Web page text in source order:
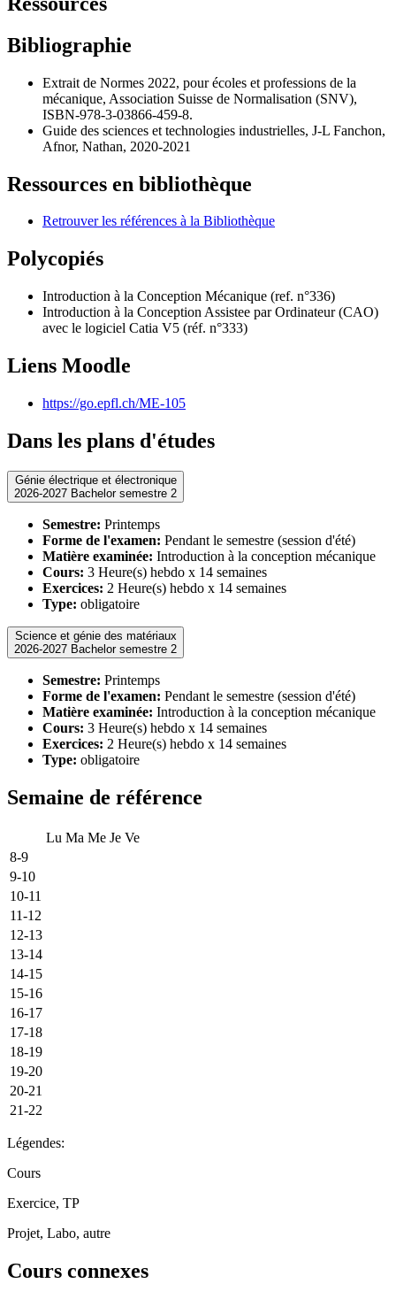
Bibliographie
Extrait de Normes 2022, pour écoles et professions de la
mécanique, Association Suisse de Normalisation (SNV),
ISBN-978-3-03866-459-8.
Guide des sciences et technologies industrielles, J-L Fanchon,
Afnor, Nathan, 2020-2021
Ressources en bibliothèque
Retrouver les références à la Bibliothèque
Polycopiés
Introduction à la Conception Mécanique (ref. n°336)
Introduction à la Conception Assistee par Ordinateur (CAO)
avec le logiciel Catia V5 (réf. n°333)
Liens Moodle
https://go.epfl.ch/ME-105
Dans les plans d'études
Génie électrique et électronique
2026-2027 Bachelor semestre 2
Semestre: Printemps
Forme de l'examen: Pendant le semestre (session d'été)
Matière examinée: Introduction à la conception mécanique
Cours: 3 Heure(s) hebdo x 14 semaines
Exercices: 2 Heure(s) hebdo x 14 semaines
Type: obligatoire
Science et génie des matériaux
2026-2027 Bachelor semestre 2
Semestre: Printemps
Forme de l'examen: Pendant le semestre (session d'été)
Matière examinée: Introduction à la conception mécanique
Cours: 3 Heure(s) hebdo x 14 semaines
Exercices: 2 Heure(s) hebdo x 14 semaines
Type: obligatoire
Semaine de référence
Lu Ma Me Je Ve
8-9
9-10
10-11
11-12
12-13
13-14
14-15
15-16
16-17
17-18
18-19
19-20
20-21
21-22
Légendes:
Cours
Exercice, TP
Projet, Labo, autre
Cours connexes